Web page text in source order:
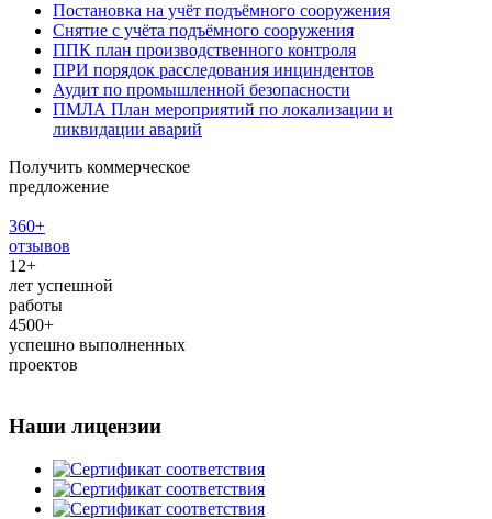
Постановка на учёт подъёмного сооружения
Снятие с учёта подъёмного сооружения
ППК план производственного контроля
ПРИ порядок расследования инциндентов
Аудит по промышленной безопасности
ПМЛА План мероприятий по локализации и
ликвидации аварий
Получить коммерческое
предложение
360+
отзывов
12+
лет успешной
работы
4500+
успешно выполненных
проектов
Наши лицензии